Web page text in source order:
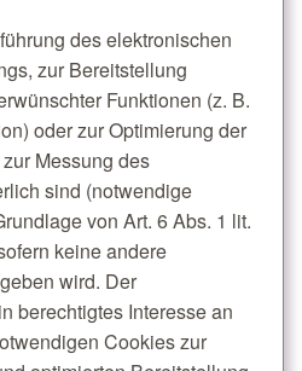
des elektronischen
zur Bereitstellung
Funktionen (z. B.
oder zur Optimierung der
Messung des
sind (notwendige
von Art. 6 Abs. 1 lit.
keine andere
wird. Der
berechtigtes Interesse an
Cookies zur